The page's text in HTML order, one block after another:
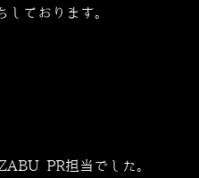
ております。
PR担当でした。